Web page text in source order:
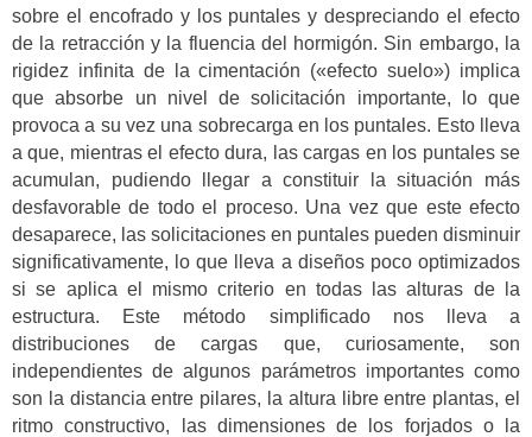
sobre el encofrado y los puntales y despreciando el efecto
de la retracción y la fluencia del hormigón. Sin embargo, la
rigidez infinita de la cimentación («efecto suelo») implica
que absorbe un nivel de solicitación importante, lo que
provoca a su vez una sobrecarga en los puntales. Esto lleva
a que, mientras el efecto dura, las cargas en los puntales se
acumulan, pudiendo llegar a constituir la situación más
desfavorable de todo el proceso. Una vez que este efecto
desaparece, las solicitaciones en puntales pueden disminuir
significativamente, lo que lleva a diseños poco optimizados
si se aplica el mismo criterio en todas las alturas de la
estructura. Este método simplificado nos lleva a
distribuciones de cargas que, curiosamente, son
independientes de algunos parámetros importantes como
son la distancia entre pilares, la altura libre entre plantas, el
ritmo constructivo, las dimensiones de los forjados o la